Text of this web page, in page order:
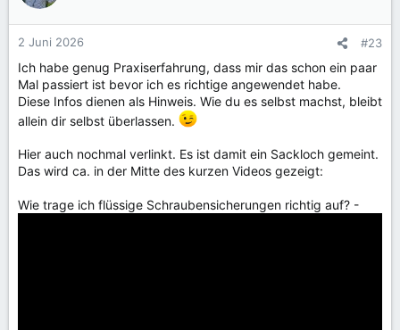
2 Juni 2026 #23
Ich habe genug Praxiserfahrung, dass mir das schon ein paar
Mal passiert ist bevor ich es richtige angewendet habe.
Diese Infos dienen als Hinweis. Wie du es selbst machst, bleibt
allein dir selbst überlassen.
Hier auch nochmal verlinkt. Es ist damit ein Sackloch gemeint.
Das wird ca. in der Mitte des kurzen Videos gezeigt:
Wie trage ich flüssige Schraubensicherungen richtig auf? -